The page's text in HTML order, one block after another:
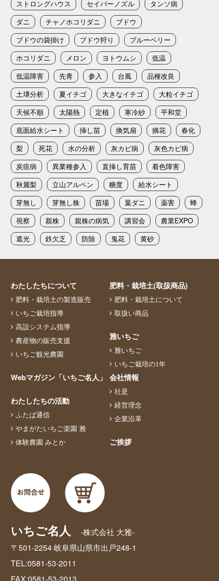
ストロングハウス
セイバーノズル
タンソ病
ダニ
チャノホコリダニ
ブドウ
ブドウの袋掛け
ブドウ狩り
ブルーベリー
ホコリダニ
メロン ヨトウムシ
低温
低温障害
先青 参入 台風
品種改良
土壌分析
夏イチゴ 大きなイチゴ
大粒イチゴ
天候不順
太陽熱 定植 寒冷紗
平和堂
底面給水シート
挿し苗 換気扇 摘花
春化
梨
死花 水の分析 灰カビ病
灰色カビ病
炭疽病
異業種参入 直挿し育苗
着色障害
秋麗梨
立山アルペン 糖度
給水シート
芽無し
芽無し株 苗場 葉ダニ 薬害
蜂
視察
親株 親株の病気 講習会
農業EXPO
遮光
鉄欠乏 防除 鬼花 黄砂
わたしたちについて
肥料・栽培土の製造販売
いちご栽培指導
高設システム指導
農産物の販売支援
いちご観光農園
肥料・栽培土(取扱商品)
肥料・栽培土について
取扱い商品
雅いちご
雅いちご
いちご栽培の1年
Webマガジン「いちご名人」
わたしたちの活動
ふたば通信
やまがたいちご楽園 雅
体験農園 みとか
会社情報
社是
経営理念
企業沿革
ご挨拶
いちご名人
-株式会社 大雅-
〒501-2254 岐阜県山県市出戸248-1
TEL:0581-53-2011